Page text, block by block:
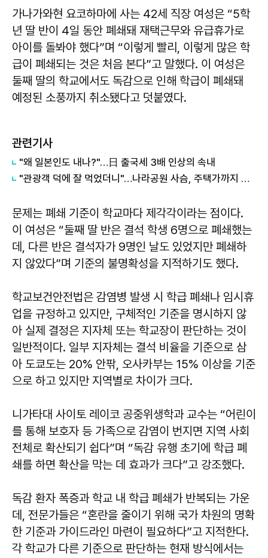
가나가와현 요코하마에 사는 42세 직장 여성은 “5학
년 딸 반이 4일 동안 폐쇄돼 재택근무와 유급휴가로
아이를 돌봐야 했다”며 “이렇게 빨리, 이렇게 많은 학
급이 폐쇄되는 것은 처음 본다”고 말했다. 이 여성은
둘째 딸의 학교에서도 독감으로 인해 학급이 폐쇄돼
예정된 소풍까지 취소됐다고 덧붙였다.
관련기사
"왜 일본인도 내나?"…日 출국세 3배 인상의 속내
"관광객 덕에 잘 먹었더니"…나라공원 사슴, 주택가까지 내려왔다
문제는 폐쇄 기준이 학교마다 제각각이라는 점이다.
이 여성은 “둘째 딸 반은 결석 학생 6명으로 폐쇄했는
데, 다른 반은 결석자가 9명인 날도 있었지만 폐쇄하
지 않았다”며 기준의 불명확성을 지적하기도 했다.
학교보건안전법은 감염병 발생 시 학급 폐쇄나 임시휴
업을 규정하고 있지만, 구체적인 기준을 명시하지 않
아 실제 결정은 지자체 또는 학교장이 판단하는 것이
일반적이다. 일부 지자체는 결석 비율을 기준으로 삼
아 도쿄도는 20% 안팎, 오사카부는 15% 이상을 기준
으로 하고 있지만 지역별로 차이가 크다.
니가타대 사이토 레이코 공중위생학과 교수는 “어린이
를 통해 보호자 등 가족으로 감염이 번지면 지역 사회
전체로 확산되기 쉽다”며 “독감 유행 초기에 학급 폐
쇄를 하면 확산을 막는 데 효과가 크다”고 강조했다.
독감 환자 폭증과 학교 내 학급 폐쇄가 반복되는 가운
데, 전문가들은 “혼란을 줄이기 위해 국가 차원의 명확
한 기준과 가이드라인 마련이 필요하다”고 지적한다.
각 학교가 다른 기준으로 판단하는 현재 방식에서는